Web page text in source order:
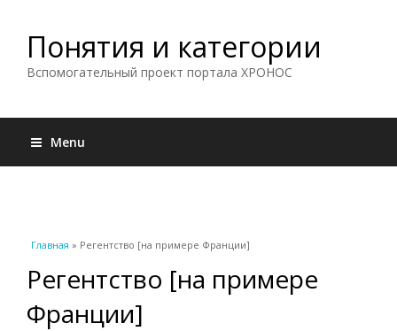
Понятия и категории
Вспомогательный проект портала ХРОНОС
Menu
Вы здесь
Главная » Регентство [на примере Франции]
Регентство [на примере
Франции]